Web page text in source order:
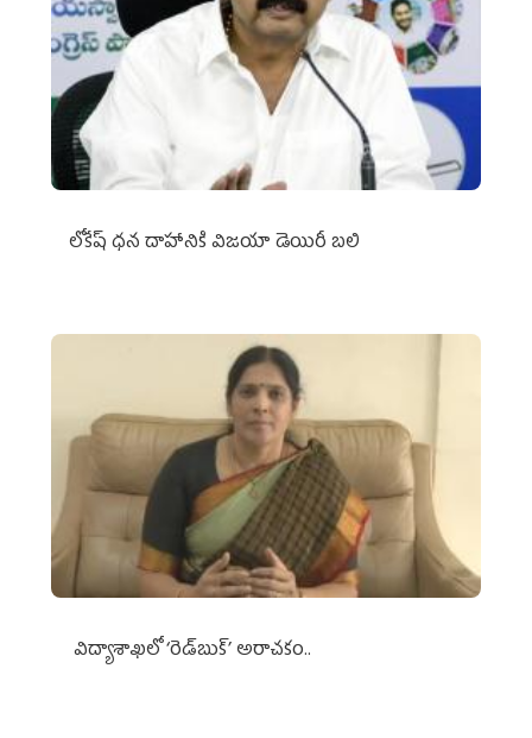
లోకేష్ ధ‌న దాహానికి విజ‌యా డెయిరీ బ‌లి
విద్యాశాఖలో ‘రెడ్‌బుక్’ అరాచకం..